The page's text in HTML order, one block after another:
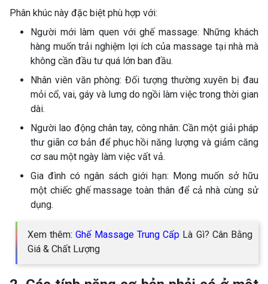
Phân khúc này đặc biệt phù hợp với:
Người mới làm quen với ghế massage: Những khách
hàng muốn trải nghiệm lợi ích của massage tại nhà mà
không cần đầu tư quá lớn ban đầu.
Nhân viên văn phòng: Đối tượng thường xuyên bị đau
mỏi cổ, vai, gáy và lưng do ngồi làm việc trong thời gian
dài.
Người lao động chân tay, công nhân: Cần một giải pháp
thư giãn cơ bản để phục hồi năng lượng và giảm căng
cơ sau một ngày làm việc vất vả.
Gia đình có ngân sách giới hạn: Mong muốn sở hữu
một chiếc ghế massage toàn thân để cả nhà cùng sử
dụng.
Xem thêm:Ghế Massage Trung Cấp Là Gì? Cân Bằng
Giá & Chất Lượng